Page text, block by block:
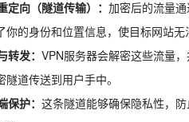
定向（隧道传输）： 加密后的流量
你的身份和位置信息，使目标网站无
转发： VPN服务器会解密这些流量
隧道传送到用户手中。
保护： 这条隧道能够确保隐私性，